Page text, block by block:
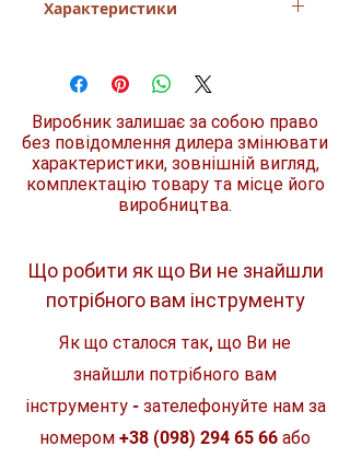
високоефективна адгезійна олива
Чудово захищає ланцюг та шину від
Захист пильної гарнітури від
деревної смоли, навіть при
тривалих простоях
Знижує зношування інструменту
Рекомендована температура
Висока якість
Характеристики
змащення
ланцюга
Технологія
Мінеральне,
адгезійне
Температура
до -15°C
Колір Коричневий
Температура
до -20°C
Місткість 1 л
Виробник залишає за собою право
без повідомлення дилера змінювати
характеристики, зовнішній вигляд,
комплектацію товару та місце його
виробництва.
Що робити як що Ви не знайшли
потрібного вам інструменту
Як що сталося так, що Ви не
знайшли потрібного вам
інструменту - зателефонуйте нам за
номером +38 (098) 294 65 66 або